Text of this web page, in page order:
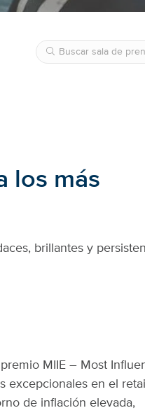
los más
brillantes y
MIIE – Most
excepcionales en el retail
de inflación elevada,